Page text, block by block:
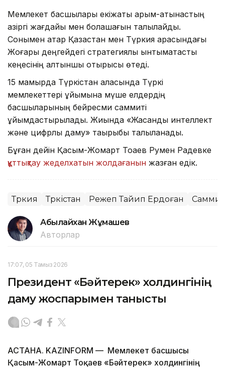
Мемлекет басшылары екіжақты қарым-қатынастың
қазіргі жағдайы мен болашағын талқылайды.
Сонымен қатар Қазақстан мен Түркия арасындағы
Жоғары деңгейдегі стратегиялық ынтымақтастық
кеңесінің алтыншы отырысы өтеді.
15 мамырда Түркістан қаласында Түркі
мемлекеттері ұйымына мүше елдердің
басшыларының бейресми саммиті
ұйымдастырылады. Жиында «Жасанды интеллект
және цифрлық даму» тақырыбы талқыланады.
Бұған дейін Қасым-Жомарт Тоқаев Румен Радевке
құттықтау жеделхатын жолдағанын жазған едік.
Түркия Түркістан Режеп Тайип Ердоған Саммит
Абылайхан Жұмашев
Авторлар
17:07, 05 Тамыз 2026
Президент «Бәйтерек» холдингінің
даму жоспарымен танысты
АСТАНА. KAZINFORM — Мемлекет басшысы
Қасым-Жомарт Тоқаев «Бәйтерек» холдингінің